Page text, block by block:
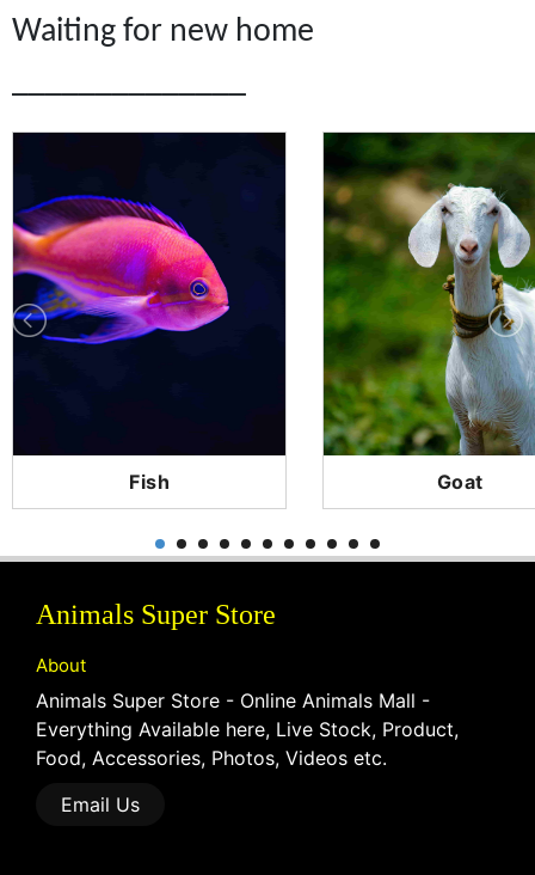
Waiting for new home
Fish Goat
Animals Super Store
About
Animals Super Store - Online Animals Mall -
Everything Available here, Live Stock, Product,
Food, Accessories, Photos, Videos etc.
Email Us